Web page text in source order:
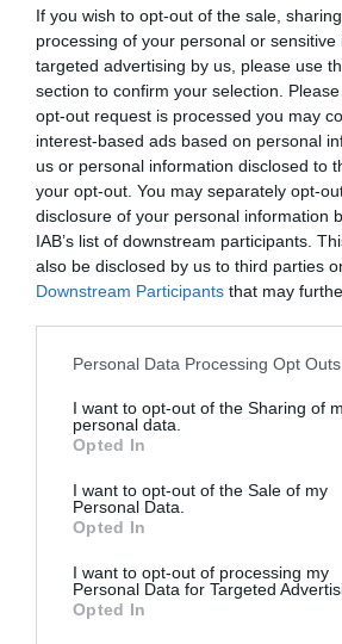
If you wish to opt-out of the sale,
processing of your personal or
targeted advertising by us, please use
section to confirm your selection.
opt-out request is processed you may
interest-based ads based on personal
us or personal information disclosed to
your opt-out. You may separately opt-
disclosure of your personal information
IAB’s list of downstream participants.
also be disclosed by us to third parties
Downstream Participants that may
Personal Data Processing Opt Outs
I want to opt-out of the Sharing of
personal data.
Opted In
I want to opt-out of the Sale of my
Personal Data.
Opted In
I want to opt-out of processing my
Personal Data for Targeted
Opted In
INTERNACIONAL
Colombia. De la
los grupos terroristas:
someterse al imperio de
fuerza decidida del
Redacción 10/08/26 12:00
ESPAÑA
Encuestas. El PSOE
los 100 escaños a pesar
Ceuta
José Ángel Gutiérrez 10/08/
ayudemos, mientras el
Eulogio López 10/08/26 08:35
Marcelo Gullo: “El trabajo de
historia, de poner la
desmontar la falsificación,
cristiano"